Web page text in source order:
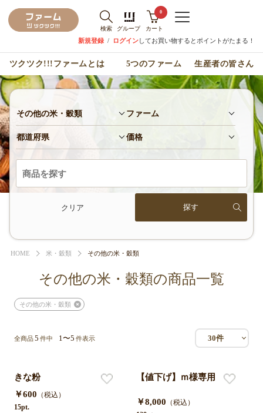
検索 グループ
0
カート
新規登録 / ログインしてお買い物するとポイントがたまる！
ツクツク!!!ファームとは 5つのファーム 生産者の皆さん
その他の米・穀類 ファーム
都道府県 価格
クリア
HOME 米・穀類 その他の米・穀類
その他の米・穀類の商品一覧
その他の米・穀類
全商品5 件中 1〜5 件表示 30件
きな粉
￥600 （税込）
15pt.
【値下げ】ｍ様専用（10）
￥8,000 （税込）